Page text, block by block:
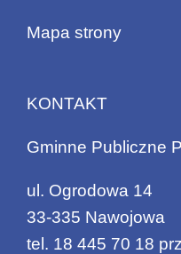
Mapa strony
KONTAKT
Gminne Publiczne
ul. Ogrodowa 14
33-335 Nawojowa
tel. 18 445 70 18